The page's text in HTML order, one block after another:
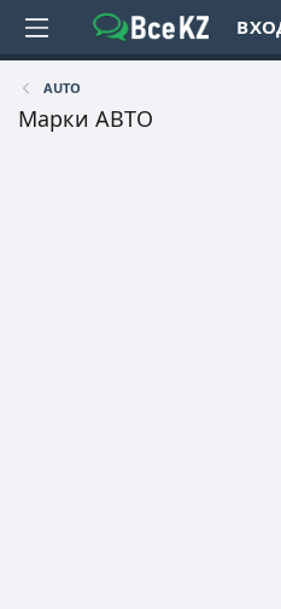
AUTO
Марки АВТО